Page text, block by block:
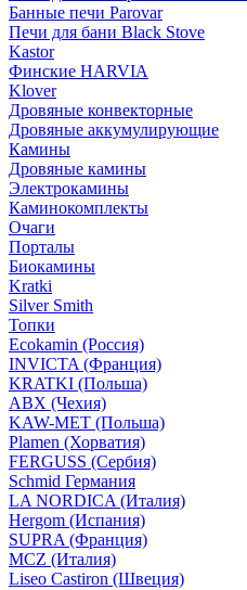
Банные печи Parovar
Печи для бани Black Stove
Kastor
Финские HARVIA
Klover
Дровяные конвекторные
Дровяные аккумулирующие
Камины
Дровяные камины
Электрокамины
Каминокомплекты
Очаги
Порталы
Биокамины
Kratki
Silver Smith
Топки
Ecokamin (Россия)
INVICTA (Франция)
KRATKI (Польша)
ABX (Чехия)
KAW-MET (Польша)
Plamen (Хорватия)
FERGUSS (Сербия)
Schmid Германия
LA NORDICA (Италия)
Hergom (Испания)
SUPRA (Франция)
MCZ (Италия)
Liseo Castiron (Швеция)